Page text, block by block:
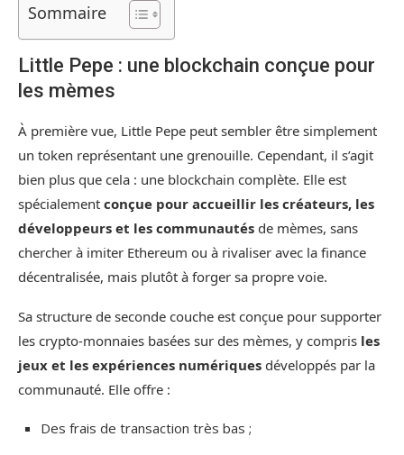
Sommaire
Little Pepe : une blockchain conçue pour
les mèmes
À première vue, Little Pepe peut sembler être simplement
un token représentant une grenouille. Cependant, il s’agit
bien plus que cela : une blockchain complète. Elle est
spécialement conçue pour accueillir les créateurs, les
développeurs et les communautés de mèmes, sans
chercher à imiter Ethereum ou à rivaliser avec la finance
décentralisée, mais plutôt à forger sa propre voie.
Sa structure de seconde couche est conçue pour supporter
les crypto-monnaies basées sur des mèmes, y compris les
jeux et les expériences numériques développés par la
communauté. Elle offre :
Des frais de transaction très bas ;